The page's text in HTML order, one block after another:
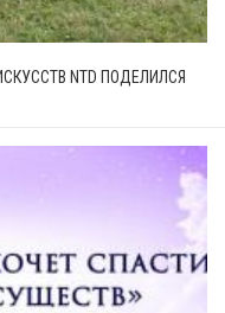
NTD ПОДЕЛИЛСЯ